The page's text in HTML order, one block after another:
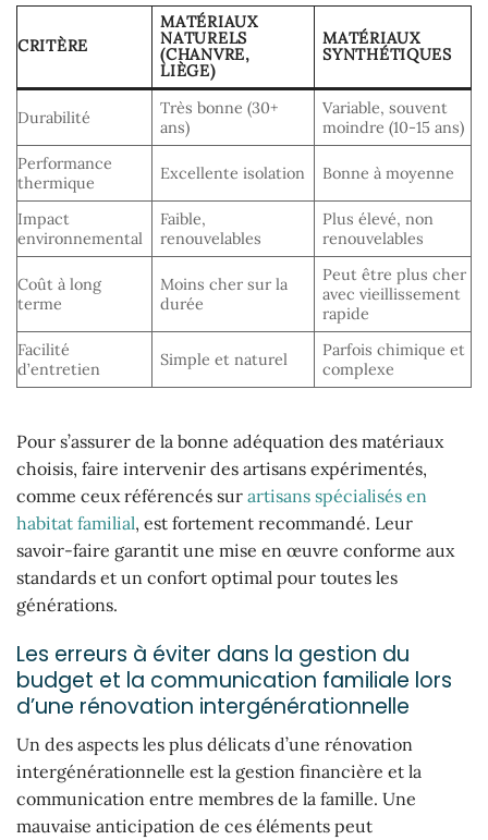
CRITÈRE
MATÉRIAUX
NATURELS
(CHANVRE,
LIÈGE)
MATÉRIAUX
SYNTHÉTIQUES
Durabilité
Très bonne (30+
ans)
Variable, souvent
moindre (10-15 ans)
Performance
thermique
Excellente isolation Bonne à moyenne
Impact
environnemental
Faible,
renouvelables
Plus élevé, non
renouvelables
Coût à long
terme
Moins cher sur la
durée
Peut être plus cher
avec vieillissement
rapide
Facilité
d’entretien
Simple et naturel
Parfois chimique et
complexe
Pour s’assurer de la bonne adéquation des matériaux
choisis, faire intervenir des artisans expérimentés,
comme ceux référencés sur artisans spécialisés en
habitat familial, est fortement recommandé. Leur
savoir-faire garantit une mise en œuvre conforme aux
standards et un confort optimal pour toutes les
générations.
Les erreurs à éviter dans la gestion du
budget et la communication familiale lors
d’une rénovation intergénérationnelle
Un des aspects les plus délicats d’une rénovation
intergénérationnelle est la gestion financière et la
communication entre membres de la famille. Une
mauvaise anticipation de ces éléments peut